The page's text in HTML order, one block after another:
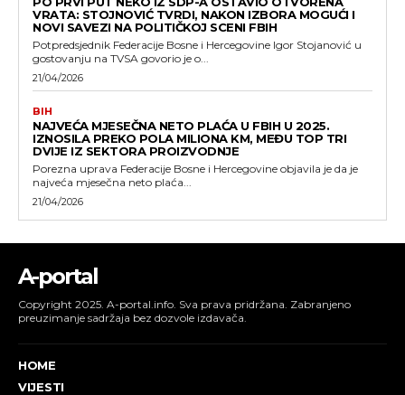
VRATA: STOJNOVIĆ TVRDI, NAKON IZBORA MOGUĆI I
NOVI SAVEZI NA POLITIČKOJ SCENI FBIH
Potpredsjednik Federacije Bosne i Hercegovine Igor Stojanović u
gostovanju na TVSA govorio je o...
21/04/2026
BIH
NAJVEĆA MJESEČNA NETO PLAĆA U FBIH U 2025.
IZNOSILA PREKO POLA MILIONA KM, MEĐU TOP TRI
DVIJE IZ SEKTORA PROIZVODNJE
Porezna uprava Federacije Bosne i Hercegovine objavila je da je
najveća mjesečna neto plaća...
21/04/2026
A-portal
Copyright 2025. A-portal.info. Sva prava pridržana. Zabranjeno
preuzimanje sadržaja bez dozvole izdavača.
HOME
VIJESTI